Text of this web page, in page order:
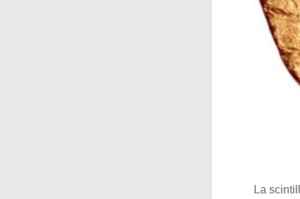
La